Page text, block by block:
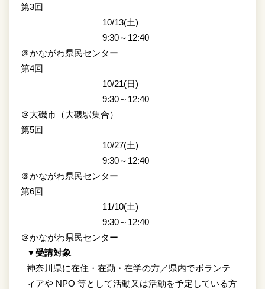
第3回
10/13(土)
9:30～12:40
＠かながわ県民センター
第4回
10/21(日)
9:30～12:40
＠大磯市（大磯駅集合）
第5回
10/27(土)
9:30～12:40
＠かながわ県民センター
第6回
11/10(土)
9:30～12:40
＠かながわ県民センター
▼受講対象
神奈川県に在住・在勤・在学の方／県内でボランテ
ィアや NPO 等として活動又は活動を予定している方